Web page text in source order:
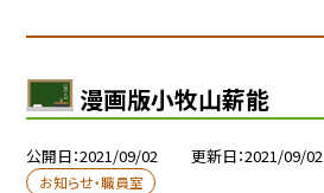
漫画版小牧山薪能
公開日 2021/09/02 更新日 2021/09/02
お知らせ・職員室